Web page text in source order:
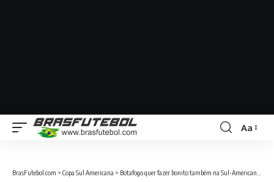
Aa
BrasFutebol.com > Copa Sul Americana > Botafogo quer fazer bonito também na Sul-Americana contra o Guarani (PAR)